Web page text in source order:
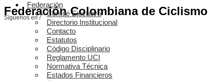
Federación Colombiana de Ciclismo
Síguenos en /
Federación
Comité Ejecutivo
Directorio Institucional
Contacto
Estatutos
Código Disciplinario
Reglamento UCI
Normativa Técnica
Estados Financieros